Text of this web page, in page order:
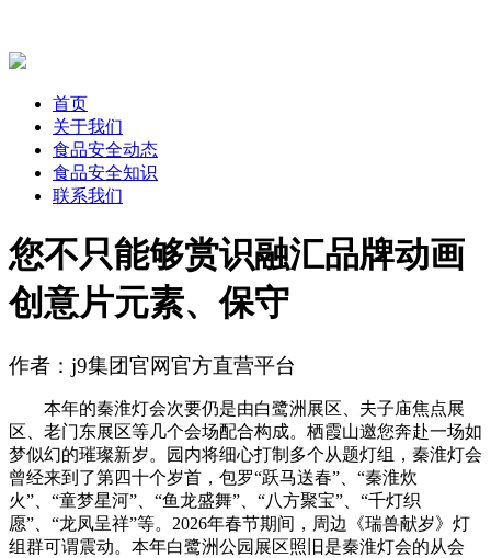
首页
关于我们
食品安全动态
食品安全知识
联系我们
您不只能够赏识融汇品牌动画
创意片元素、保守
作者：j9集团官网官方直营平台
本年的秦淮灯会次要仍是由白鹭洲展区、夫子庙焦点展
区、老门东展区等几个会场配合构成。栖霞山邀您奔赴一场如
梦似幻的璀璨新岁。园内将细心打制多个从题灯组，秦淮灯会
曾经来到了第四十个岁首，包罗“跃马送春”、“秦淮炊
火”、“童梦星河”、“鱼龙盛舞”、“八方聚宝”、“千灯织
愿”、“龙凤呈祥”等。2026年春节期间，周边《瑞兽献岁》灯
组群可谓震动。本年白鹭洲公园展区照旧是秦淮灯会的从会